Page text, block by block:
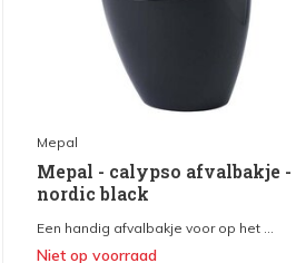
Mepal
Mepal - calypso afvalbakje -
nordic black
Een handig afvalbakje voor op het ...
Niet op voorraad